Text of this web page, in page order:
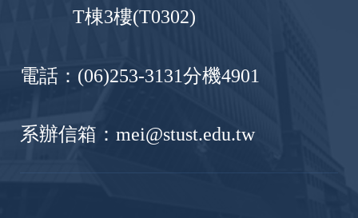
T棟3樓(T0302)
電話：(06)253-3131分機4901
系辦信箱：mei@stust.edu.tw